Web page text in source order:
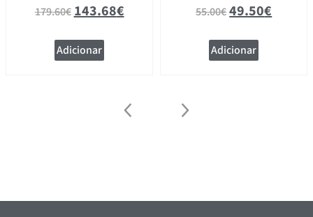
179.60€143.68€
Adicionar
55.00€49.50€
Adicionar